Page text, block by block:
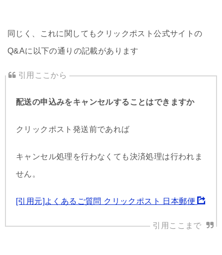
同じく、これに関してもクリックポスト公式サイトの
Q&Aに以下の通りの記載があります
配送の申込みをキャンセルすることはできますか
クリックポスト発送前であれば
キャンセル処理を行わなくても決済処理は行われま
せん。
[引用元]よくあるご質問 クリックポスト 日本郵便